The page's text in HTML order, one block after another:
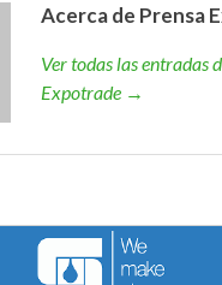
Acerca de Prensa
Ver todas las entradas
Expotrade →